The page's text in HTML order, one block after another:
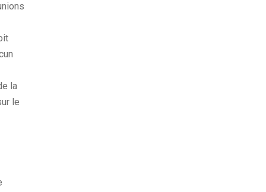
la
le